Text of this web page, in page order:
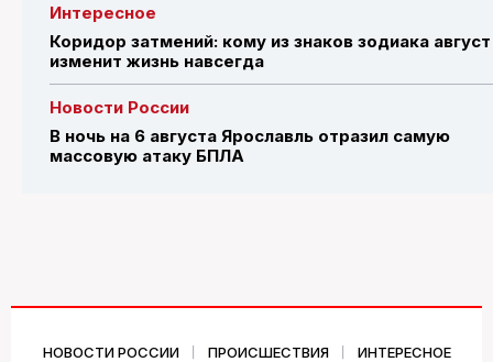
Интересное
Коридор затмений: кому из знаков зодиака август
изменит жизнь навсегда
Новости России
В ночь на 6 августа Ярославль отразил самую
массовую атаку БПЛА
НОВОСТИ РОССИИ ПРОИСШЕСТВИЯ
ИНТЕРЕСНОЕ